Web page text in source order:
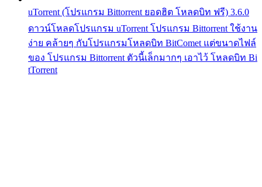
uTorrent (โปรแกรม Bittorrent ยอดฮิต โหลดบิท ฟรี) 3.6.0
ดาวน์โหลดโปรแกรม uTorrent โปรแกรม Bittorrent ใช้งาน
ง่าย คล้ายๆ กับโปรแกรมโหลดบิท BitComet แต่ขนาดไฟล์
ของ โปรแกรม Bittorrent ตัวนี้เล็กมากๆ เอาไว้ โหลดบิท Bi
tTorrent